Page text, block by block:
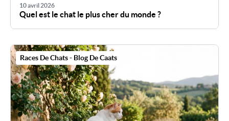
10 avril 2026
Quel est le chat le plus cher du monde ?
Races De Chats - Blog De Caats